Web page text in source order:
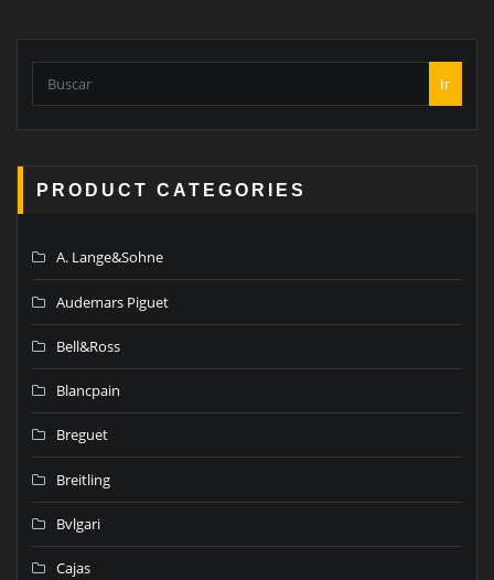
Ir
PRODUCT CATEGORIES
A. Lange&Sohne
Audemars Piguet
Bell&Ross
Blancpain
Breguet
Breitling
Bvlgari
Cajas